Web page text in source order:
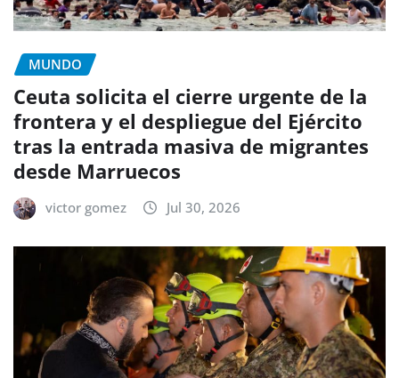
MUNDO
Ceuta solicita el cierre urgente de la
frontera y el despliegue del Ejército
tras la entrada masiva de migrantes
desde Marruecos
victor gomez Jul 30, 2026